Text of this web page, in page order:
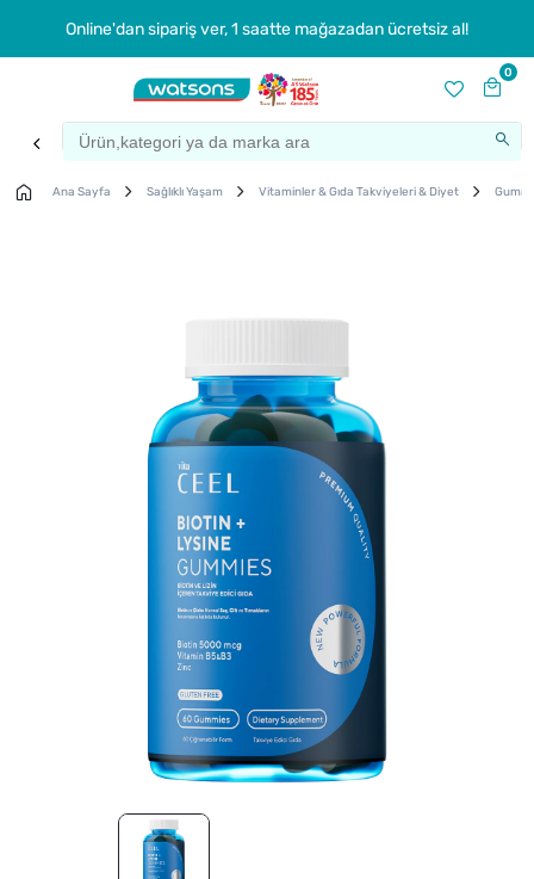
Online'dan sipariş ver, 1 saatte mağazadan ücretsiz al!
0
Ana Sayfa Sağlıklı Yaşam Vitaminler & Gıda Takviyeleri & Diyet